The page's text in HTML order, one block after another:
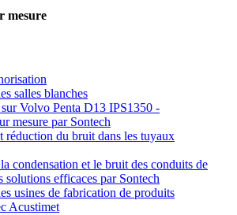
mesure
salles blanches
Volvo Penta D13 IPS1350 -
mesure par Sontech
réduction du bruit dans les tuyaux
condensation et le bruit des conduits de
solutions efficaces par Sontech
usines de fabrication de produits
Acustimet